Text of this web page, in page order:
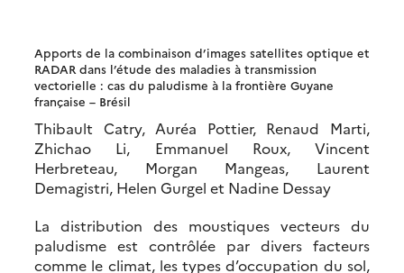
Apports de la combinaison d’images satellites optique et
RADAR dans l’étude des maladies à transmission
vectorielle : cas du paludisme à la frontière Guyane
française – Brésil
Thibault Catry, Auréa Pottier, Renaud Marti,
Zhichao Li, Emmanuel Roux, Vincent
Herbreteau, Morgan Mangeas, Laurent
Demagistri, Helen Gurgel et Nadine Dessay
La distribution des moustiques vecteurs du
paludisme est contrôlée par divers facteurs
comme le climat, les types d’occupation du sol,